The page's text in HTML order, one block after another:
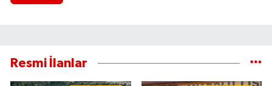
Resmi İlanlar